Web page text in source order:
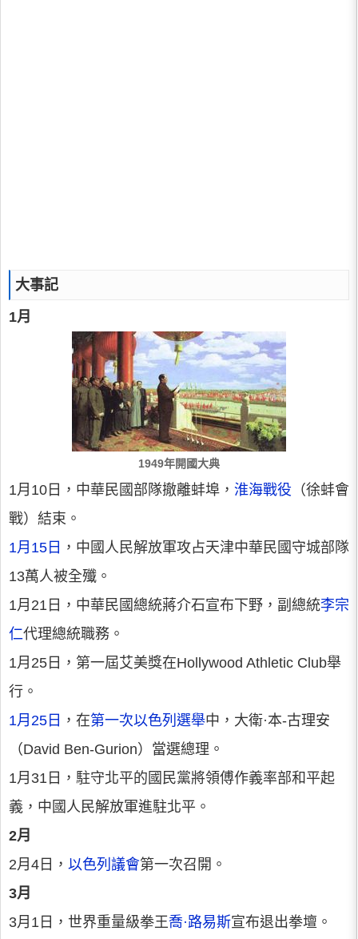
大事記
1月
1949年開國大典
1月10日，中華民國部隊撤離蚌埠， 淮海戰役 （徐蚌會
戰）結束。
1月15日 ，中國人民解放軍攻占天津中華民國守城部隊
13萬人被全殲。
1月21日，中華民國總統蔣介石宣布下野，副總統李宗
仁代理總統職務。
1月25日，第一屆艾美獎在Hollywood Athletic Club舉
行。
1月25日 ，在第一次以色列選舉中，大衛·本-古理安
（David Ben-Gurion）當選總理。
1月31日，駐守北平的國民黨將領傅作義率部和平起
義，中國人民解放軍進駐北平。
2月
2月4日， 以色列議會第一次召開。
3月
3月1日，世界重量級拳王喬·路易斯宣布退出拳壇。